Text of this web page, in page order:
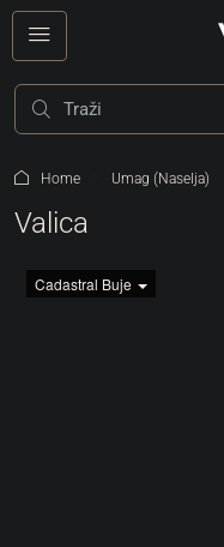
Home Umag (Naselja)
Valica
Cadastral Buje